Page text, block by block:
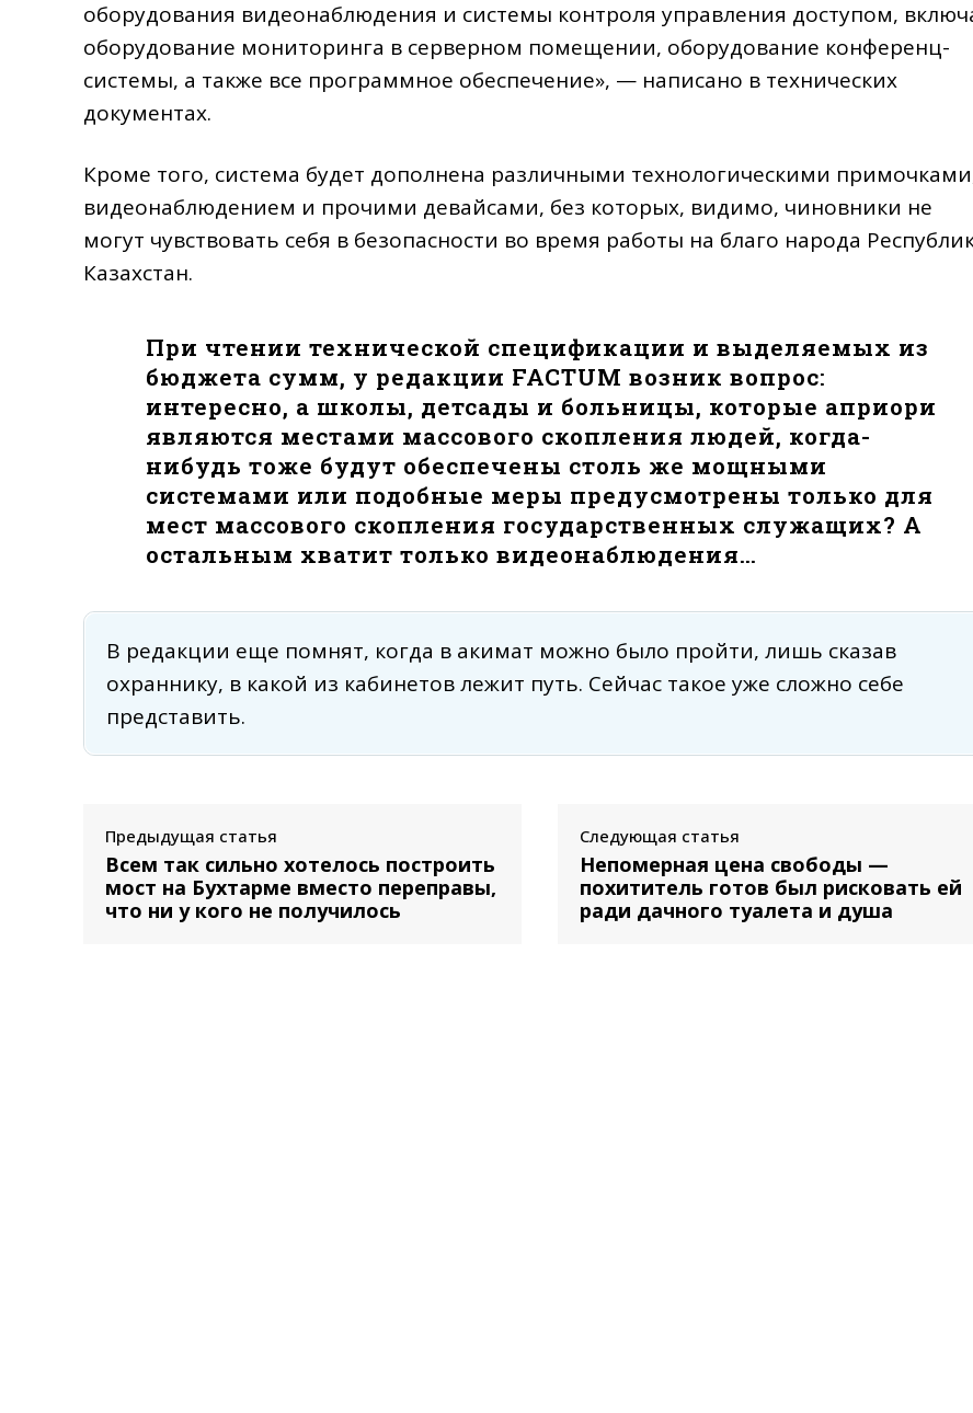
оборудования видеонаблюдения и системы контроля управления доступом,
оборудование мониторинга в серверном помещении, оборудование конференц-
системы, а также все программное обеспечение», — написано в технических
документах.
Кроме того, система будет дополнена различными технологическими
видеонаблюдением и прочими девайсами, без которых, видимо, чиновники не
могут чувствовать себя в безопасности во время работы на благо народа
Казахстан.
При чтении технической спецификации и выделяемых из
бюджета сумм, у редакции FACTUM возник вопрос:
интересно, а школы, детсады и больницы, которые априори
являются местами массового скопления людей, когда-
нибудь тоже будут обеспечены столь же мощными
системами или подобные меры предусмотрены только для
мест массового скопления государственных служащих? А
остальным хватит только видеонаблюдения…
В редакции еще помнят, когда в акимат можно было пройти, лишь сказав
охраннику, в какой из кабинетов лежит путь. Сейчас такое уже сложно себе
представить.
Предыдущая статья
Всем так сильно хотелось построить
мост на Бухтарме вместо переправы,
что ни у кого не получилось
Следующая статья
Непомерная цена свободы —
похититель готов был рисковать ей
ради дачного туалета и душа